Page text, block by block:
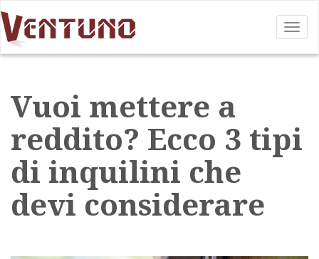
Vuoi mettere a
reddito? Ecco 3 tipi
di inquilini che
devi considerare